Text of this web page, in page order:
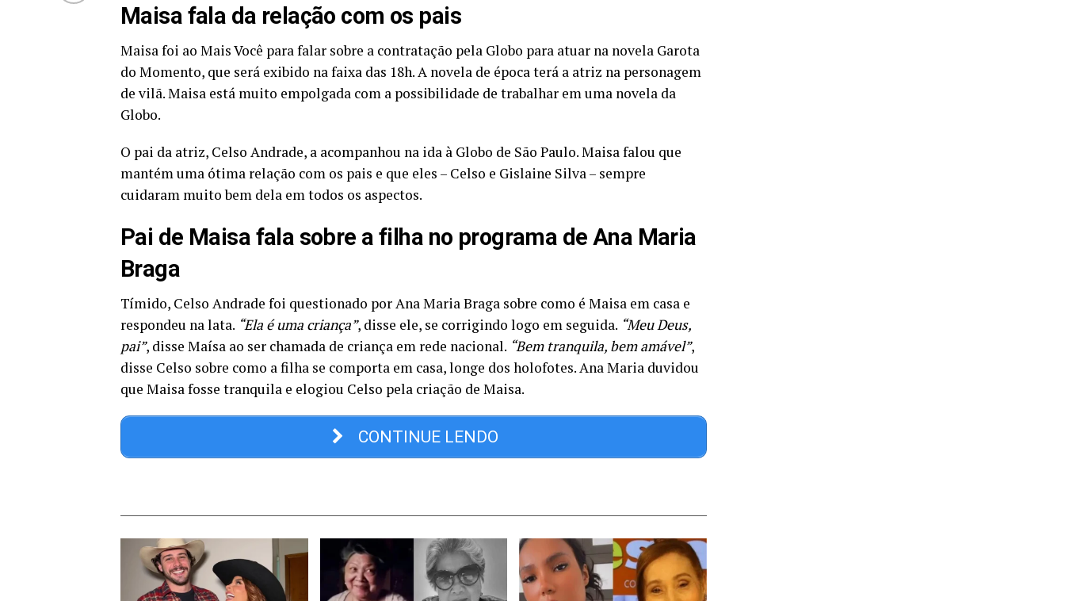
Maisa fala da relação com os pais
Maisa foi ao Mais Você para falar sobre a contratação pela Globo para atuar na novela Garota
do Momento, que será exibido na faixa das 18h. A novela de época terá a atriz na personagem
de vilã. Maisa está muito empolgada com a possibilidade de trabalhar em uma novela da
Globo.
O pai da atriz, Celso Andrade, a acompanhou na ida à Globo de São Paulo. Maisa falou que
mantém uma ótima relação com os pais e que eles – Celso e Gislaine Silva – sempre
cuidaram muito bem dela em todos os aspectos.
Pai de Maisa fala sobre a filha no programa de Ana Maria
Braga
Tímido, Celso Andrade foi questionado por Ana Maria Braga sobre como é Maisa em casa e
respondeu na lata. “Ela é uma criança”, disse ele, se corrigindo logo em seguida. “Meu Deus,
pai”, disse Maísa ao ser chamada de criança em rede nacional. “Bem tranquila, bem amável”,
disse Celso sobre como a filha se comporta em casa, longe dos holofotes. Ana Maria duvidou
que Maisa fosse tranquila e elogiou Celso pela criação de Maisa.
CONTINUE LENDO